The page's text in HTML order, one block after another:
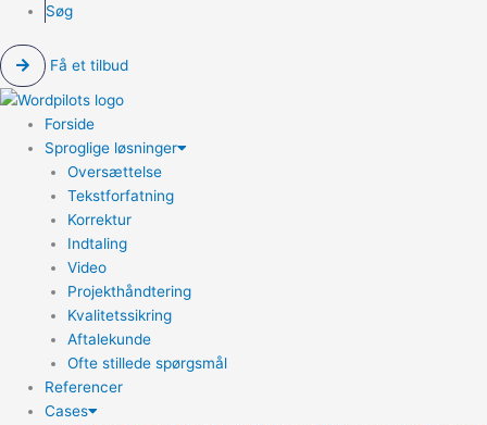
Søg
Få et tilbud
Forside
Sproglige løsninger
Oversættelse
Tekstforfatning
Korrektur
Indtaling
Video
Projekthåndtering
Kvalitetssikring
Aftalekunde
Ofte stillede spørgsmål
Referencer
Cases